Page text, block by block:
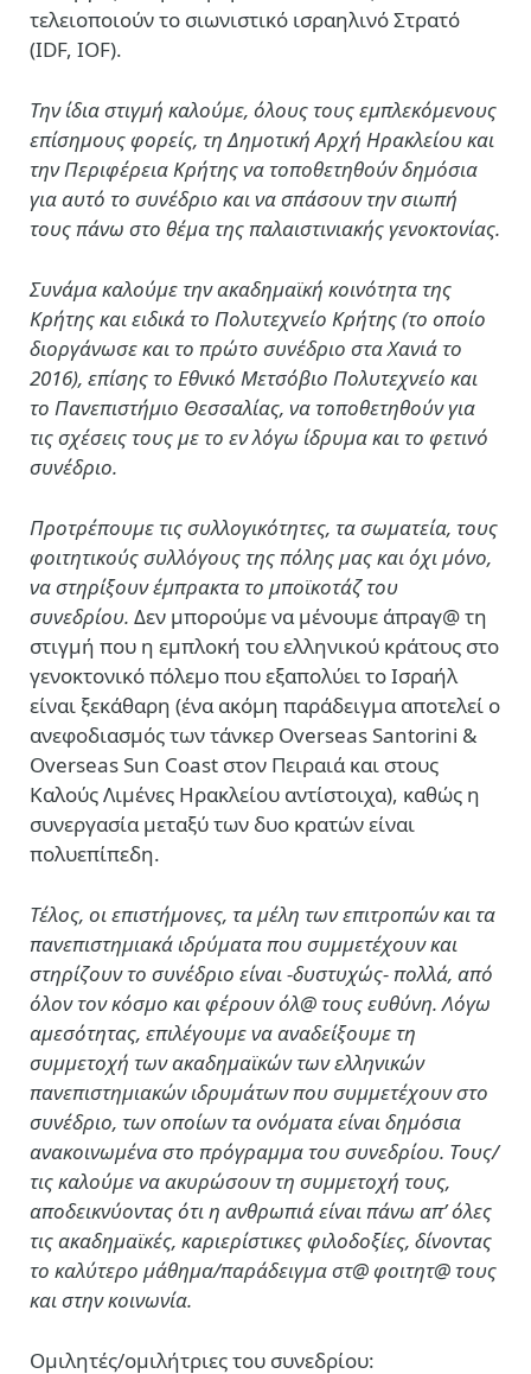
τελειοποιούν το σιωνιστικό ισραηλινό Στρατό
(IDF, IOF).
Την ίδια στιγμή καλούμε, όλους τους εμπλεκόμενους
επίσημους φορείς, τη Δημοτική Αρχή Ηρακλείου και
την Περιφέρεια Κρήτης να τοποθετηθούν δημόσια
για αυτό το συνέδριο και να σπάσουν την σιωπή
τους πάνω στο θέμα της παλαιστινιακής γενοκτονίας.
Συνάμα καλούμε την ακαδημαϊκή κοινότητα της
Κρήτης και ειδικά το Πολυτεχνείο Κρήτης (το οποίο
διοργάνωσε και το πρώτο συνέδριο στα Χανιά το
2016), επίσης το Εθνικό Μετσόβιο Πολυτεχνείο και
το Πανεπιστήμιο Θεσσαλίας, να τοποθετηθούν για
τις σχέσεις τους με το εν λόγω ίδρυμα και το φετινό
συνέδριο.
Προτρέπουμε τις συλλογικότητες, τα σωματεία, τους
φοιτητικούς συλλόγους της πόλης μας και όχι μόνο,
να στηρίξουν έμπρακτα το μποϊκοτάζ του
συνεδρίου. Δεν μπορούμε να μένουμε άπραγ@ τη
στιγμή που η εμπλοκή του ελληνικού κράτους στο
γενοκτονικό πόλεμο που εξαπολύει το Ισραήλ
είναι ξεκάθαρη (ένα ακόμη παράδειγμα αποτελεί ο
ανεφοδιασμός των τάνκερ Overseas Santorini &
Overseas Sun Coast στον Πειραιά και στους
Καλούς Λιμένες Ηρακλείου αντίστοιχα), καθώς η
συνεργασία μεταξύ των δυο κρατών είναι
πολυεπίπεδη.
Τέλος, οι επιστήμονες, τα μέλη των επιτροπών και τα
πανεπιστημιακά ιδρύματα που συμμετέχουν και
στηρίζουν το συνέδριο είναι -δυστυχώς- πολλά, από
όλον τον κόσμο και φέρουν όλ@ τους ευθύνη. Λόγω
αμεσότητας, επιλέγουμε να αναδείξουμε τη
συμμετοχή των ακαδημαϊκών των ελληνικών
πανεπιστημιακών ιδρυμάτων που συμμετέχουν στο
συνέδριο, των οποίων τα ονόματα είναι δημόσια
ανακοινωμένα στο πρόγραμμα του συνεδρίου. Τους/
τις καλούμε να ακυρώσουν τη συμμετοχή τους,
αποδεικνύοντας ότι η ανθρωπιά είναι πάνω απ’ όλες
τις ακαδημαϊκές, καριερίστικες φιλοδοξίες, δίνοντας
το καλύτερο μάθημα/παράδειγμα στ@ φοιτητ@ τους
και στην κοινωνία.
Ομιλητές/ομιλήτριες του συνεδρίου: